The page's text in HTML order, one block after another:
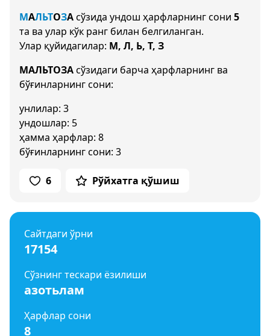
МАЛЬТОЗАсўзида ундош ҳарфларнинг сони 5
та ва улар кўк ранг билан белгиланган.
Улар қуйидагилар: М, Л, Ь, Т, З
МАЛЬТОЗАсўзидаги барча ҳарфларнинг ва
бўғинларнинг сони:
унлилар: 3
ундошлар: 5
ҳамма ҳарфлар: 8
бўғинларнинг сони: 3
6 Рўйхатга қўшиш
Сайтдаги ўрни
17154
Сўзнинг тескари ёзилиши
азотьлам
Ҳарфлар сони
8